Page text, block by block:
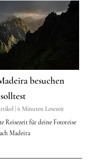
besuchen
solltest
| 6 Minuten Lesezeit
Reisezeit für deine Fotoreise
Madeira